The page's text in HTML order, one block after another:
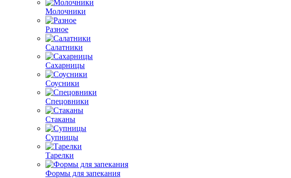
Молочники
Разное
Салатники
Сахарницы
Соусники
Спецовники
Стаканы
Супницы
Тарелки
Формы для запекания